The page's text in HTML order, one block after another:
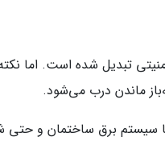
امنیتی تبدیل شده است.
ماندن درب می‌شود.
با سیستم برق ساختمان و